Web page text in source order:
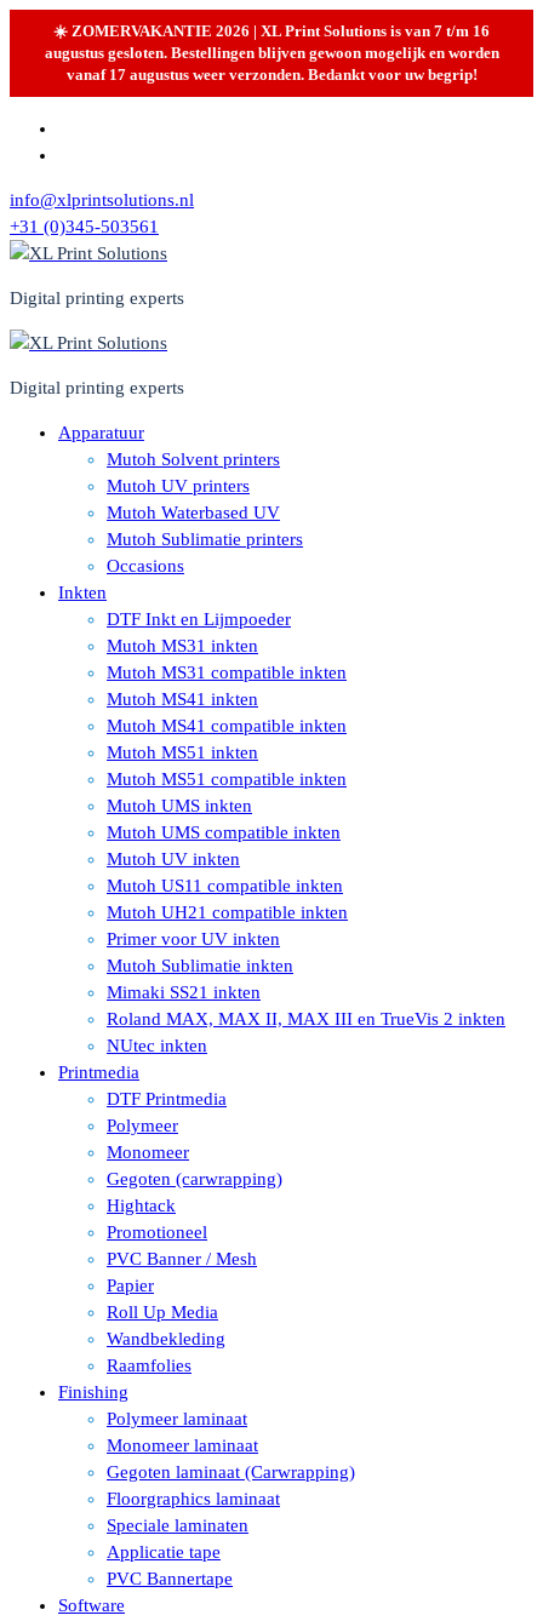
☀️ ZOMERVAKANTIE 2026 | XL Print Solutions is van 7 t/m 16
augustus gesloten. Bestellingen blijven gewoon mogelijk en worden
vanaf 17 augustus weer verzonden. Bedankt voor uw begrip!
Skip
info@xlprintsolutions.nl
+31 (0)345-503561
Digital printing experts
Digital printing experts
Apparatuur
Mutoh Solvent printers
Mutoh UV printers
Mutoh Waterbased UV
Mutoh Sublimatie printers
Occasions
Inkten
DTF Inkt en Lijmpoeder
Mutoh MS31 inkten
Mutoh MS31 compatible inkten
Mutoh MS41 inkten
Mutoh MS41 compatible inkten
Mutoh MS51 inkten
Mutoh MS51 compatible inkten
Mutoh UMS inkten
Mutoh UMS compatible inkten
Mutoh UV inkten
Mutoh US11 compatible inkten
Mutoh UH21 compatible inkten
Primer voor UV inkten
Mutoh Sublimatie inkten
Mimaki SS21 inkten
Roland MAX, MAX II, MAX III en TrueVis 2 inkten
NUtec inkten
Printmedia
DTF Printmedia
Polymeer
Monomeer
Gegoten (carwrapping)
Hightack
Promotioneel
PVC Banner / Mesh
Papier
Roll Up Media
Wandbekleding
Raamfolies
Finishing
Polymeer laminaat
Monomeer laminaat
Gegoten laminaat (Carwrapping)
Floorgraphics laminaat
Speciale laminaten
Applicatie tape
PVC Bannertape
Software